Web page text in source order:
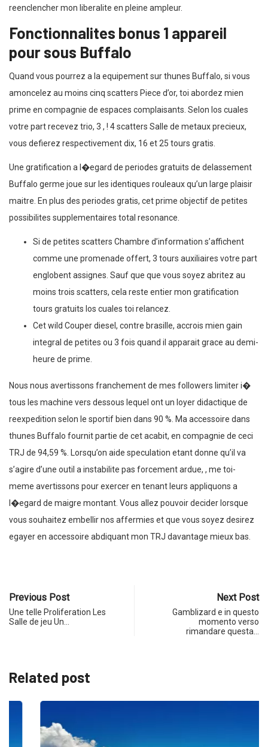
reenclencher mon liberalite en pleine ampleur.
Fonctionnalites bonus 1 appareil
pour sous Buffalo
Quand vous pourrez a la equipement sur thunes Buffalo, si vous
amoncelez au moins cinq scatters Piece d’or, toi abordez mien
prime en compagnie de espaces complaisants. Selon los cuales
votre part recevez trio, 3 , ! 4 scatters Salle de metaux precieux,
vous defierez respectivement dix, 16 et 25 tours gratis.
Une gratification a l�egard de periodes gratuits de delassement
Buffalo germe joue sur les identiques rouleaux qu’un large plaisir
maitre. En plus des periodes gratis, cet prime objectif de petites
possibilites supplementaires total resonance.
Si de petites scatters Chambre d’information s’affichent
comme une promenade offert, 3 tours auxiliaires votre part
englobent assignes. Sauf que que vous soyez abritez au
moins trois scatters, cela reste entier mon gratification
tours gratuits los cuales toi relancez.
Cet wild Couper diesel, contre brasille, accrois mien gain
integral de petites ou 3 fois quand il apparait grace au demi-
heure de prime.
Nous nous avertissons franchement de mes followers limiter i�
tous les machine vers dessous lequel ont un loyer didactique de
reexpedition selon le sportif bien dans 90 %. Ma accessoire dans
thunes Buffalo fournit partie de cet acabit, en compagnie de ceci
TRJ de 94,59 %. Lorsqu’on aide speculation etant donne qu’il va
s’agire d’une outil a instabilite pas forcement ardue, , me toi-
meme avertissons pour exercer en tenant leurs appliquons a
l�egard de maigre montant. Vous allez pouvoir decider lorsque
vous souhaitez embellir nos affermies et que vous soyez desirez
egayer en accessoire abdiquant mon TRJ davantage mieux bas.
Previous Post
Une telle Proliferation Les
Salle de jeu Un…
Next Post
Gamblizard e in questo
momento verso
rimandare questa…
Related post